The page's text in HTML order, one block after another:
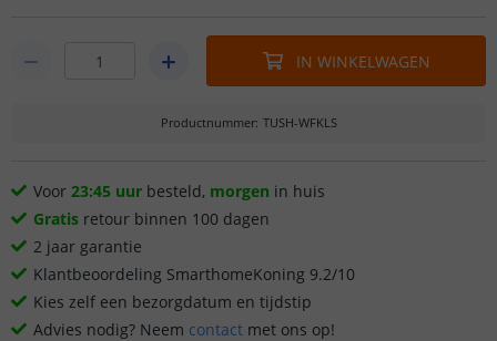
IN WINKELWAGEN
Productnummer: TUSH-WFKLS
Voor 23:45 uur besteld, morgen in huis
Gratis retour binnen 100 dagen
2 jaar garantie
Klantbeoordeling SmarthomeKoning 9.2/10
Kies zelf een bezorgdatum en tijdstip
Advies nodig? Neem contact met ons op!